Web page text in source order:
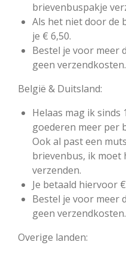
brievenbuspakje
Als het niet door de
je € 6,50.
Bestel je voor meer
geen verzendkosten.
België & Duitsland:
Helaas mag ik sinds
goederen meer per
Ook al past een
brievenbus, ik moet
verzenden.
Je betaald hiervoor
Bestel je voor meer
geen verzendkosten.
Overige landen: